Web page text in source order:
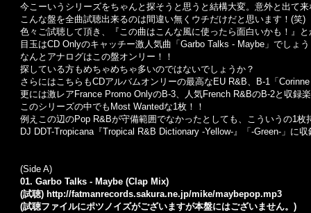
今こーいうシリーズをちゃんと探そうと思うと結構大変。意外と出て来
こんな盤を全曲試聴出来るのは間違い無くウチだけだと思います！(笑)
色々ご試聴して頂き、『この曲はこんな風に使ったら面白いかも！』
目玉はCD Onlyのキャッチー激人気曲「Garbo Talks - Maybe」でしょ
なんとアナログはこの盤オンリー！！
探している方もめちゃめちゃ多いのではないでしょうか？
さらにはこちらもCDアルバムオンリーの最高なEU R&B、B-1「
更には激レアFrance Promo OnlyのB-3、人気French R&BのB-2と収録
このシリーズの中でもMost Wantedな1枚！！
例えこの辺のPop R&Bが守備範囲でなかったとしても、こういうの1
DJ DDT-Tropicana『Tropical R&B Dictionary -Yellow-』「-Green-」に収
(Side A)
01. Garbo Talks - Maybe (Clap Mix)
(試聴) http://fatmanrecords.sakura.ne.jp/mike/maybepop.mp3
(試聴ファイルにポツノイズがございますが本盤にはございません。)